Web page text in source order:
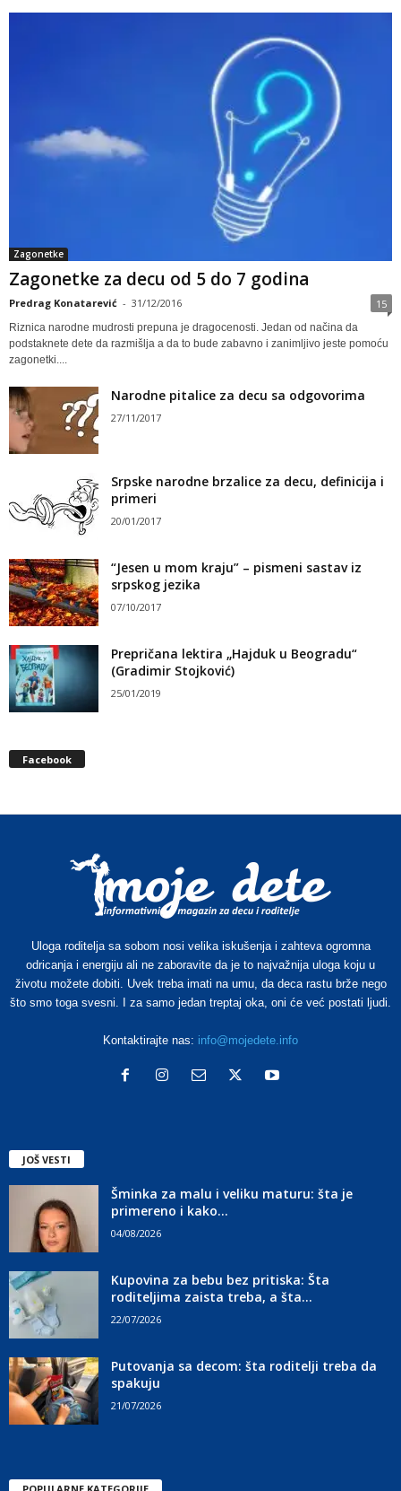
Zagonetke
Zagonetke za decu od 5 do 7 godina
Predrag Konatarević - 31/12/2016 15
Riznica narodne mudrosti prepuna je dragocenosti. Jedan od načina da
podstaknete dete da razmišlja a da to bude zabavno i zanimljivo jeste pomoću
zagonetki....
Narodne pitalice za decu sa odgovorima
27/11/2017
Srpske narodne brzalice za decu, definicija i
primeri
20/01/2017
“Jesen u mom kraju” – pismeni sastav iz
srpskog jezika
07/10/2017
Prepričana lektira „Hajduk u Beogradu“
(Gradimir Stojković)
25/01/2019
Facebook
Uloga roditelja sa sobom nosi velika iskušenja i zahteva ogromna
odricanja i energiju ali ne zaboravite da je to najvažnija uloga koju u
životu možete dobiti. Uvek treba imati na umu, da deca rastu brže nego
što smo toga svesni. I za samo jedan treptaj oka, oni će već postati ljudi.
Kontaktirajte nas: info@mojedete.info
JOŠ VESTI
Šminka za malu i veliku maturu: šta je
primereno i kako...
04/08/2026
Kupovina za bebu bez pritiska: Šta
roditeljima zaista treba, a šta...
22/07/2026
Putovanja sa decom: šta roditelji treba da
spakuju
21/07/2026